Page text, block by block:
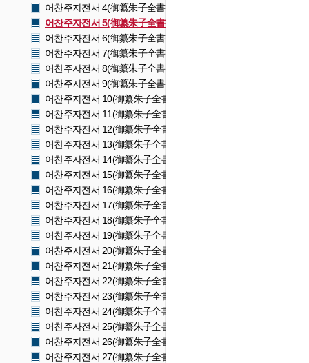
어찬주자전서 4(御纂朱子全書 4)
어찬주자전서 5(御纂朱子全書 5)
어찬주자전서 6(御纂朱子全書 6)
어찬주자전서 7(御纂朱子全書 7)
어찬주자전서 8(御纂朱子全書 8)
어찬주자전서 9(御纂朱子全書 9)
어찬주자전서 10(御纂朱子全書 10)
어찬주자전서 11(御纂朱子全書 11)
어찬주자전서 12(御纂朱子全書 12)
어찬주자전서 13(御纂朱子全書 13)
어찬주자전서 14(御纂朱子全書 14)
어찬주자전서 15(御纂朱子全書 15)
어찬주자전서 16(御纂朱子全書 16)
어찬주자전서 17(御纂朱子全書 17)
어찬주자전서 18(御纂朱子全書 18)
어찬주자전서 19(御纂朱子全書 19)
어찬주자전서 20(御纂朱子全書 20)
어찬주자전서 21(御纂朱子全書 21)
어찬주자전서 22(御纂朱子全書 22)
어찬주자전서 23(御纂朱子全書 23)
어찬주자전서 24(御纂朱子全書 24)
어찬주자전서 25(御纂朱子全書 25)
어찬주자전서 26(御纂朱子全書 26)
어찬주자전서 27(御纂朱子全書 27)